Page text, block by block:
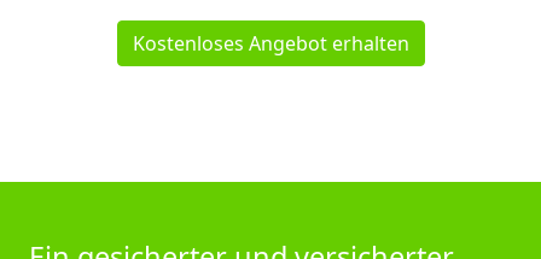
Kostenloses Angebot erhalten